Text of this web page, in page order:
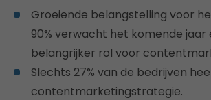
Groeiende belangstelling voor
90% verwacht het komende jaar
belangrijker rol voor
Slechts 27% van de bedrijven
contentmarketingstrategie.